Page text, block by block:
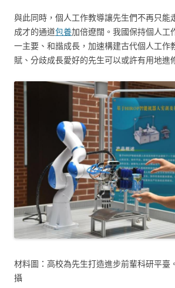
與此同時，個人工作教導讓先生們不再只能
成才的通道包養加倍遼闊。我國保持個人工
一主要、和諧成長，加速構建古代個人工作
賦、分歧成長愛好的先生可以或許有用地進
材料圖：高校為先生打造進步前輩科研平臺
攝